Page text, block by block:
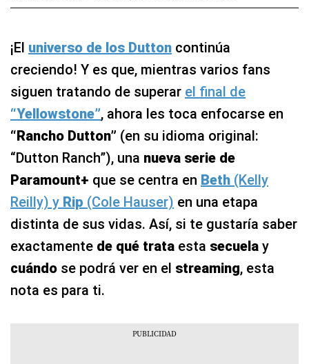
¡El universo de los Dutton continúa
creciendo! Y es que, mientras varios fans
siguen tratando de superar el final de
“Yellowstone”, ahora les toca enfocarse en
“Rancho Dutton” (en su idioma original:
“Dutton Ranch”), una nueva serie de
Paramount+ que se centra en Beth (Kelly
Reilly) y Rip (Cole Hauser) en una etapa
distinta de sus vidas. Así, si te gustaría saber
exactamente de qué trata esta secuela y
cuándo se podrá ver en el streaming, esta
nota es para ti.